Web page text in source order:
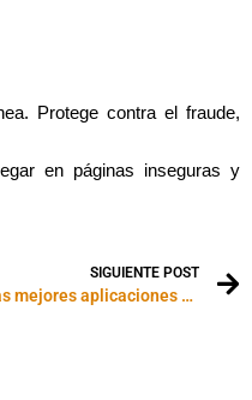
Protege contra el fraude,
en páginas inseguras y
SIGUIENTE POST
Las mejores aplicaciones para el celular de los niños